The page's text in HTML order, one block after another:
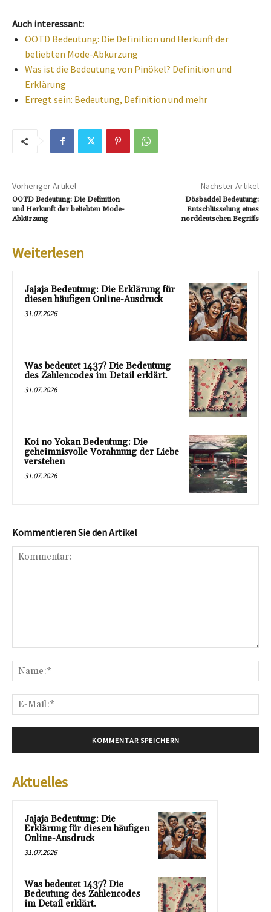
Auch interessant:
OOTD Bedeutung: Die Definition und Herkunft der
beliebten Mode-Abkürzung
Was ist die Bedeutung von Pinökel? Definition und
Erklärung
Erregt sein: Bedeutung, Definition und mehr
Vorheriger Artikel
OOTD Bedeutung: Die Definition
und Herkunft der beliebten Mode-
Abkürzung
Nächster Artikel
Dösbaddel Bedeutung:
Entschlüsselung eines
norddeutschen Begriffs
Weiterlesen
Jajaja Bedeutung: Die Erklärung für
diesen häufigen Online-Ausdruck
31.07.2026
Was bedeutet 1437? Die Bedeutung
des Zahlencodes im Detail erklärt.
31.07.2026
Koi no Yokan Bedeutung: Die
geheimnisvolle Vorahnung der Liebe
verstehen
31.07.2026
Kommentieren Sie den Artikel
Aktuelles
Jajaja Bedeutung: Die
Erklärung für diesen häufigen
Online-Ausdruck
31.07.2026
Was bedeutet 1437? Die
Bedeutung des Zahlencodes
im Detail erklärt.